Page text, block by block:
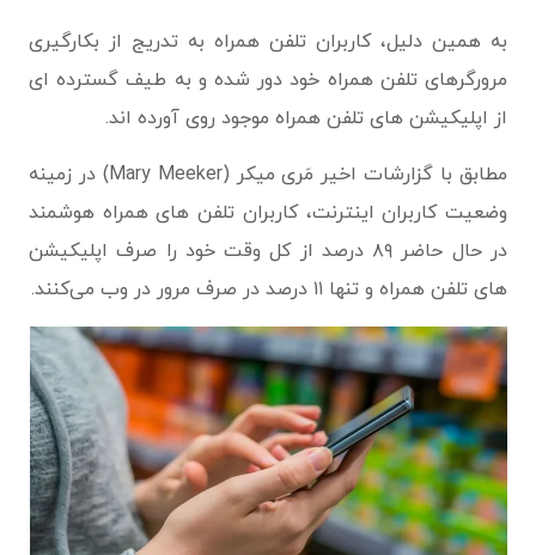
به همین دلیل، کاربران تلفن همراه به تدریج از بکارگیری
مرورگرهای تلفن همراه خود دور شده و به طیف گسترده ای
از اپلیکیشن های تلفن همراه موجود روی آورده اند.
مطابق با گزارشات اخیر مَری میکر (Mary Meeker) در زمینه
وضعیت کاربران اینترنت، کاربران تلفن های همراه هوشمند
در حال حاضر ۸۹ درصد از کل وقت خود را صرف اپلیکیشن
های تلفن همراه و تنها ۱۱ درصد در صرف مرور در وب می‌کنند.